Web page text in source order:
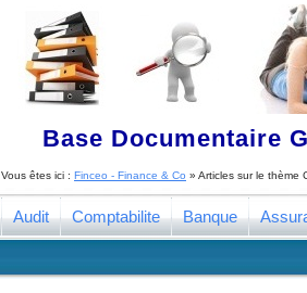
Base Documentaire
Vous êtes ici : Finceo - Finance & Co » Articles sur le thème
Audit Comptabilite Banque